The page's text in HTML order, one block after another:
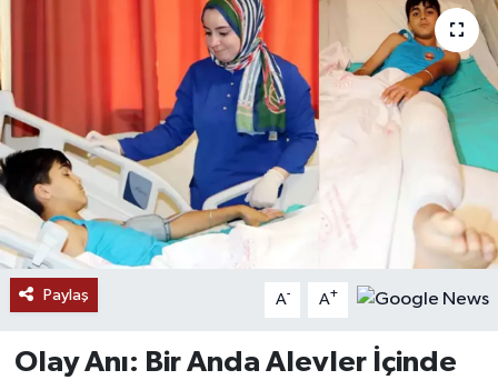
Paylaş A- A+
Olay Anı: Bir Anda Alevler İçinde